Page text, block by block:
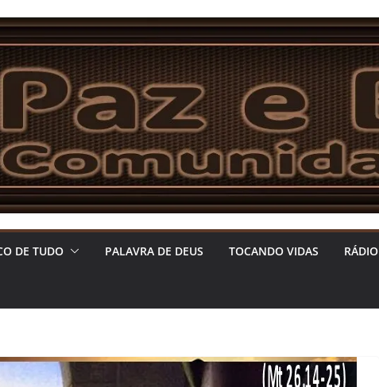
DE TUDO PALAVRA DE DEUS TOCANDO VIDAS RÁDIO